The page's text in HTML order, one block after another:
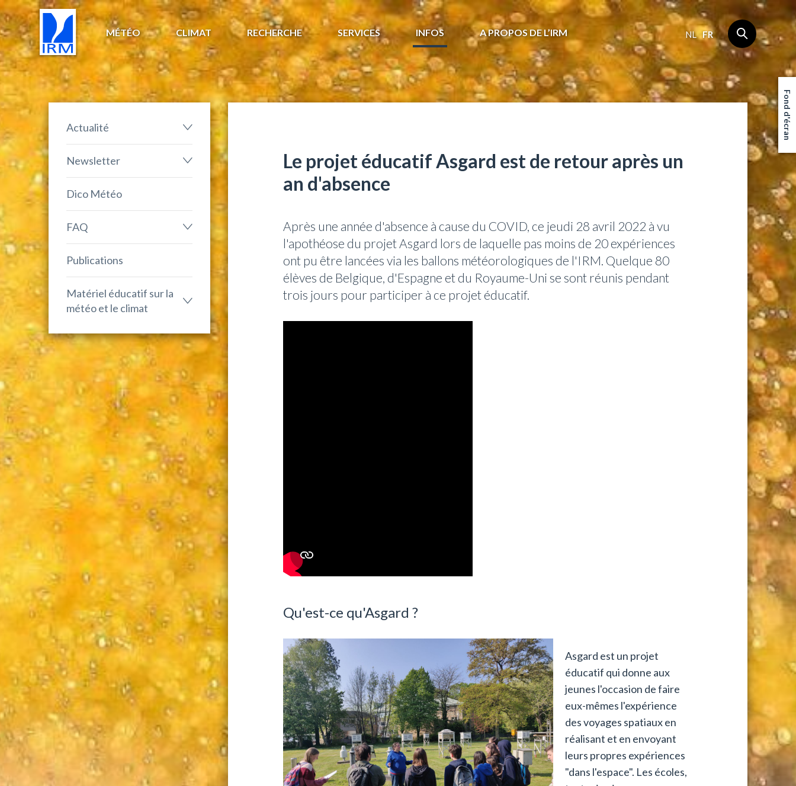
MÉTÉO CLIMAT RECHERCHE SERVICES INFOS A PROPOS DE L’IRM NL FR
Actualité
Newsletter
Dico Météo
FAQ
Publications
Matériel éducatif sur la
météo et le climat
Le projet éducatif Asgard est de retour après un
an d'absence
Après une année d'absence à cause du COVID, ce jeudi 28 avril 2022 à vu
l'apothéose du projet Asgard lors de laquelle pas moins de 20 expériences
ont pu être lancées via les ballons météorologiques de l'IRM. Quelque 80
élèves de Belgique, d'Espagne et du Royaume-Uni se sont réunis pendant
trois jours pour participer à ce projet éducatif.
Qu'est-ce qu'Asgard ?
Asgard est un projet
éducatif qui donne aux
jeunes l'occasion de faire
eux-mêmes l'expérience
des voyages spatiaux en
réalisant et en envoyant
leurs propres expériences
"dans l'espace". Les écoles,
Fond d'écran